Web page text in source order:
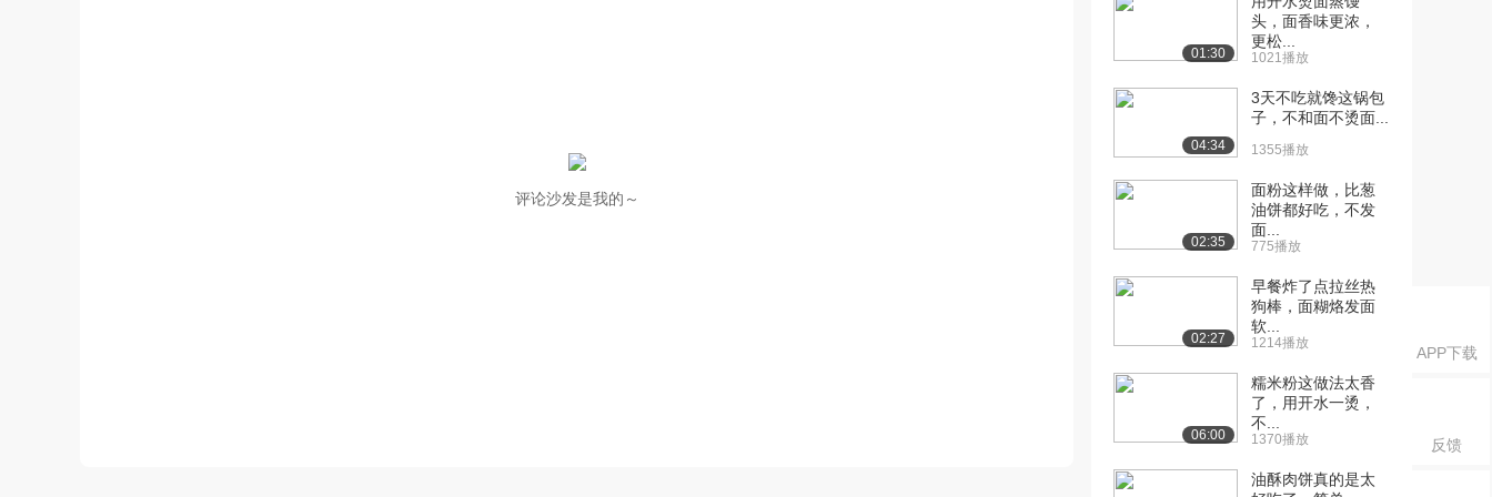
APP下载
反馈
评论沙发是我的～
01:30
头，面香味更浓，
更松...
1021播放
04:34
3天不吃就馋这锅包
子，不和面不烫面...
1355播放
02:35
面粉这样做，比葱
油饼都好吃，不发
面...
775播放
02:27
早餐炸了点拉丝热
狗棒，面糊烙发面
软...
1214播放
06:00
糯米粉这做法太香
了，用开水一烫，
不...
1370播放
油酥肉饼真的是太